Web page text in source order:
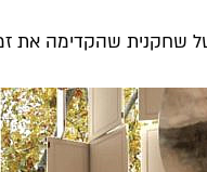
שחקנית שהקדימה את